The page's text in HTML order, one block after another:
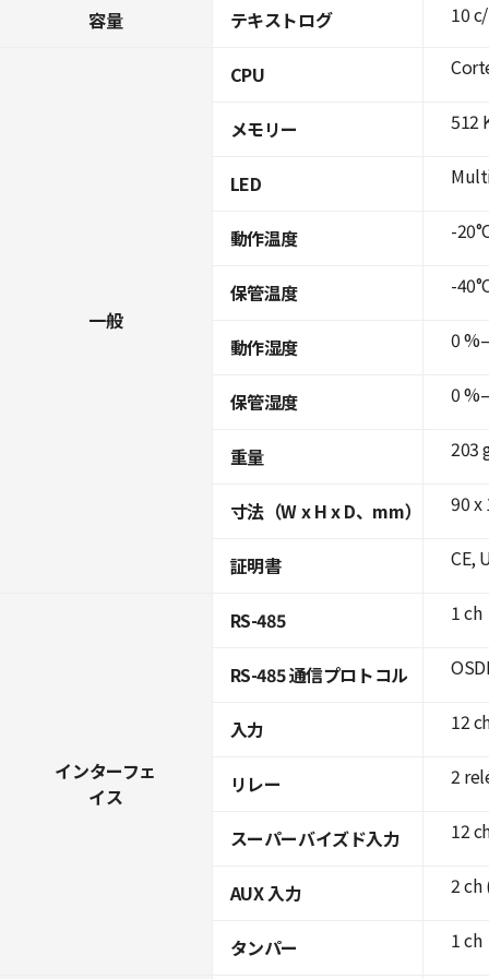
容量
テキストログ
一般
CPU
メモリー
LED
動作温度
保管温度
動作湿度
保管湿度
重量
寸法（W x H x D、mm）
証明書
インターフェ
イス
RS-485
RS-485 通信プロトコル
入力
リレー
スーパーバイズド入力
AUX 入力
タンパー
10
512
-
-
0
0
203
90 x
CE,
1 ch
12
2
12
2 ch
1 ch